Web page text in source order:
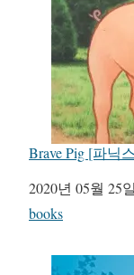
Brave Pig [파닉
일자
2020년 05월 25일
관련 항목
books